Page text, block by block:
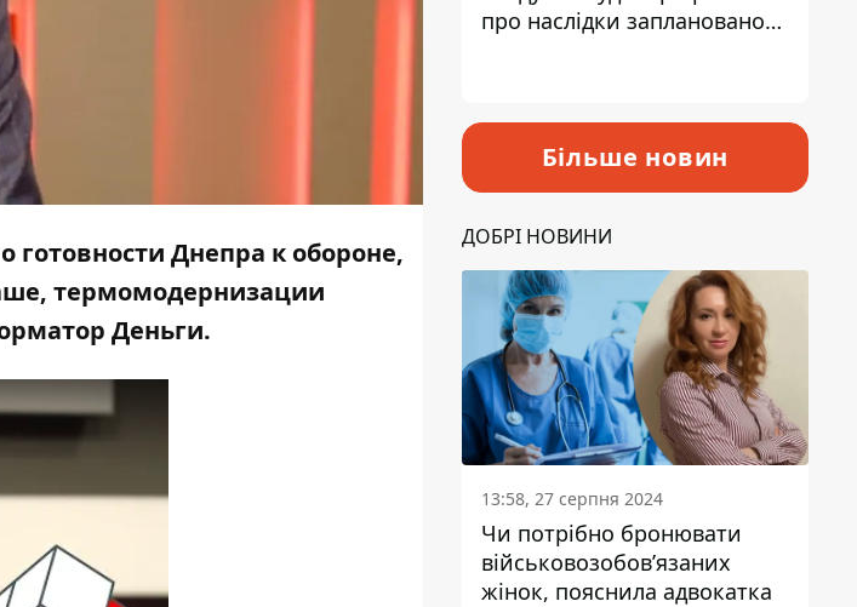
о готовности Днепра к обороне,
термомодернизации
Деньги.
про наслідки запланованого
Більше новин
ДОБРІ НОВИНИ
13:58, 27 серпня 2024
Чи потрібно бронювати
військовозобов’язаних
жінок, пояснила адвокатка